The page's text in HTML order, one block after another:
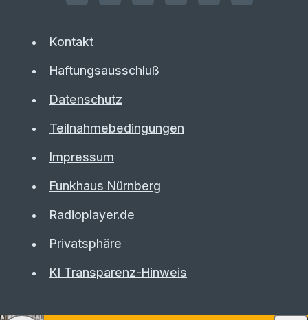
Kontakt
Haftungsausschluß
Datenschutz
Teilnahmebedingungen
Impressum
Funkhaus Nürnberg
Radioplayer.de
Privatsphäre
KI Transparenz-Hinweis